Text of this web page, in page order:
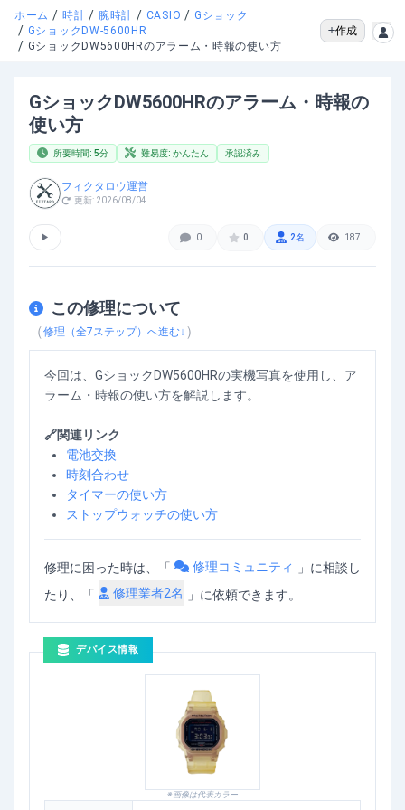
ホーム / 時計 / 腕時計 / CASIO / Gショック
/ GショックDW-5600HR
/ GショックDW5600HRのアラーム・時報の使い方
作成
GショックDW5600HRのアラーム・時報の
使い方
所要時間: 5分 難易度: かんたん 承認済み
フィクタロウ運営
更新: 2026/08/04
▶ 0 0 2名 187
この修理について
（修理（全7 ステップ）へ進む↓ ）
今回は、GショックDW5600HRの実機写真を使用し、ア
ラーム・時報の使い方を解説します。
🔗関連リンク
電池交換
時刻合わせ
タイマーの使い方
ストップウォッチの使い方
修理に困った時は、「 修理コミュニティ 」 に相談し
たり、「
修理業者2名 」に依頼できます。
デバイス情報
※画像は代表カラー